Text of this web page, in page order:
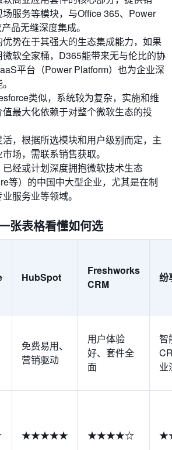
服务等模块，与Office 365、Power
品无缝深度集成。
优势在于其强大的生态集成能力，如果
软全家桶，D365能带来无与伦比的协
平台（Power Platform）也为企业深
类似，系统较为复杂，实施和维
最大化依赖于对整个微软生态的投
活，根据所选模块和用户级别而定，主
场，需联系销售获取。
已经或计划深度拥抱微软技术生态
等）的中国中大型企业，尤其是在制
服务业等领域。
张表格看懂如何选
HubSpot
Freshworks
CRM
纷
免费易用、
营销驱动
用户体验
好、套件全
面
智
业
★★★★★ ★★★★☆